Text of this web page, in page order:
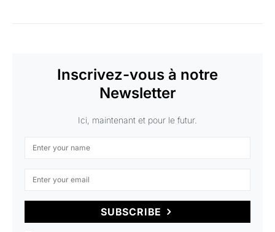
Inscrivez-vous à notre
Newsletter
Ici, maintenant et pour le futur.
SUBSCRIBE